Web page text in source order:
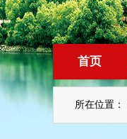
首页
所在位置：